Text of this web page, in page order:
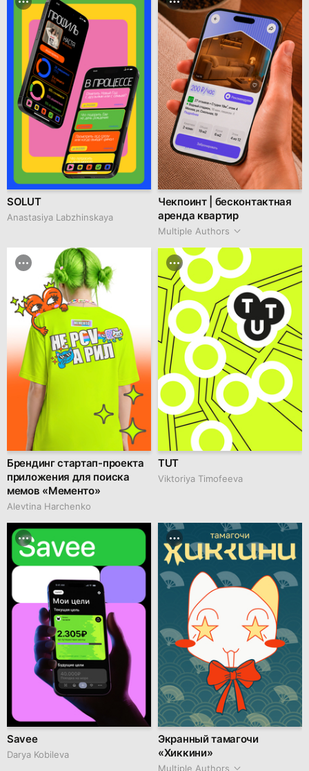
SOLUT
Anastasiya Labzhinskaya
Чекпоинт | бесконтактная
аренда квартир
Multiple Authors
Брендинг стартап-проекта
приложения для поиска
мемов «Мементо»
Alevtina Harchenko
TUT
Viktoriya Timofeeva
Savee
Darya Kobileva
Экранный тамагочи
«Хиккини»
Multiple Authors